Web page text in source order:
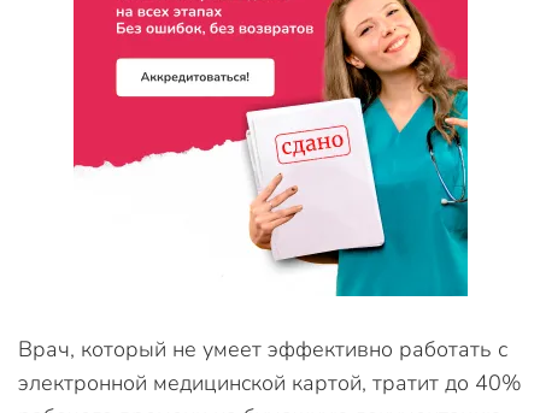
Врач, который не умеет эффективно работать с
электронной медицинской картой, тратит до 40%